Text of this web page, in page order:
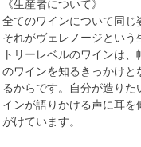
《生産者について》
全てのワインについて同じ
それがヴェレノージとい
トリーレベルのワインは
のワインを知るきっかけと
るからです。自分が造り
インが語りかける声に耳
がけています。